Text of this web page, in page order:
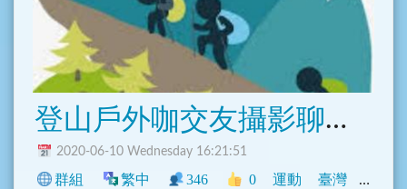
登山戶外咖交友攝影聊天分享群
2020-06-10 Wednesday 16:21:51
群組 繁中 346 0 運動 臺灣 旅遊